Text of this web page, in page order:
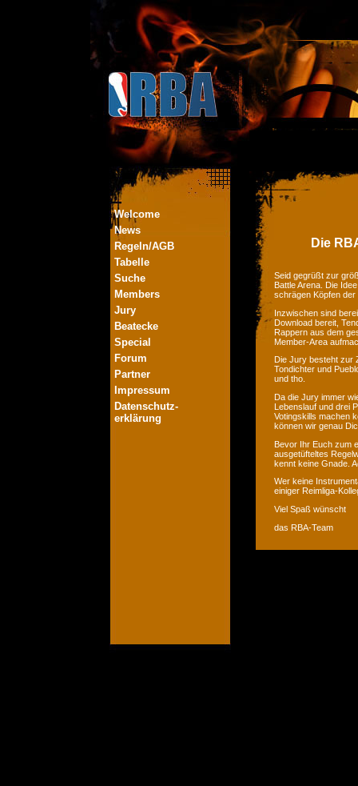
Welcome
News
Regeln/AGB
Tabelle
Suche
Members
Jury
Beatecke
Special
Forum
Partner
Impressum
Datenschutz-
erklärung
Die
Seid gegrüßt zur
Battle Arena. Die
schrägen Köpfen
Inzwischen sind
Download bereit,
Rappern aus dem
Member-Area
Die Jury besteht zur
Tondichter und
und tho.
Da die Jury immer
Lebenslauf und drei
Votingskills machen
können wir genau
Bevor Ihr Euch zum
ausgetüfteltes
kennt keine Gnade.
Wer keine
einiger Reimliga-
Viel Spaß wünscht
das RBA-Team